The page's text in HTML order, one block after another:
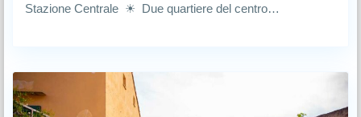
Stazione Centrale ☀ Due quartiere del centro…